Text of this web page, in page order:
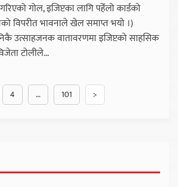
गोल, इजिप्टका लागि पहेँलो कार्डको
विपरीत भावनाले खेल समाप्त भयो ।)
उत्साहजनक वातावरणमा इजिप्टको साहसिक
टोलीले...
4 … 101 >